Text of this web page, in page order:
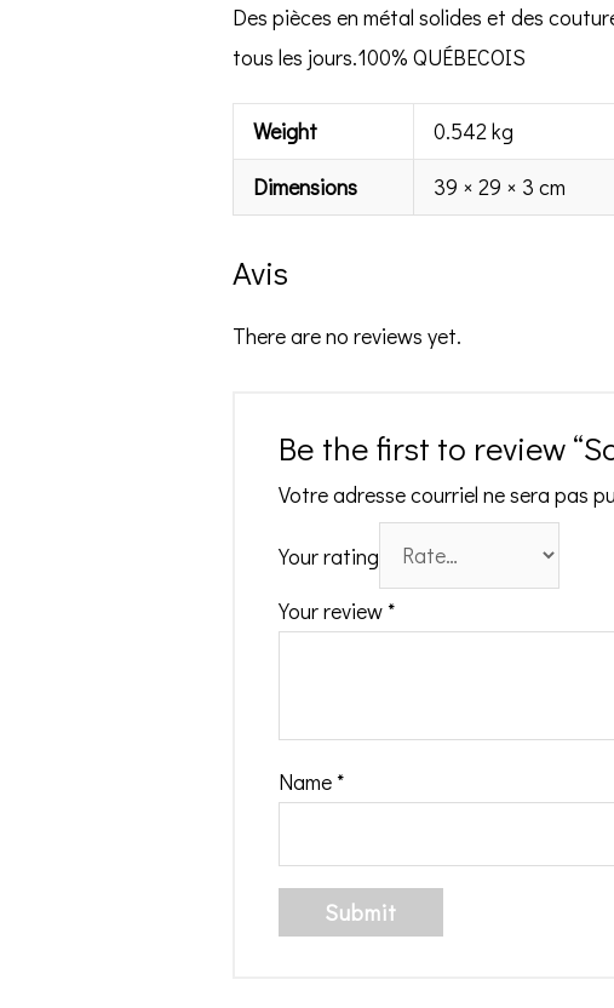
Des pièces en métal solides et des
tous les jours.100% QUÉBECOIS
Weight
0.542 kg
Dimensions
39 × 29 × 3 cm
Avis
There are no reviews yet.
Be the first to review
Votre adresse courriel ne sera pas
Your rating
Your review *
Name *